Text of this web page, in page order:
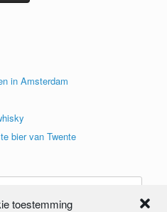
toestemming
in Amsterdam
bier van Twente